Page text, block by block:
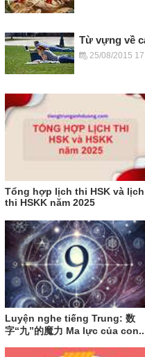
Từ vựng về
25/08/2015
Tổng hợp lịch thi HSK và lịch
thi HSKK năm 2025
Luyện nghe tiếng Trung: 数
字“九”的魔力 Ma lực của